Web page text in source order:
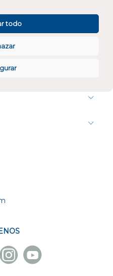
todo
Instagram
Novelec
Youtube
Novelec